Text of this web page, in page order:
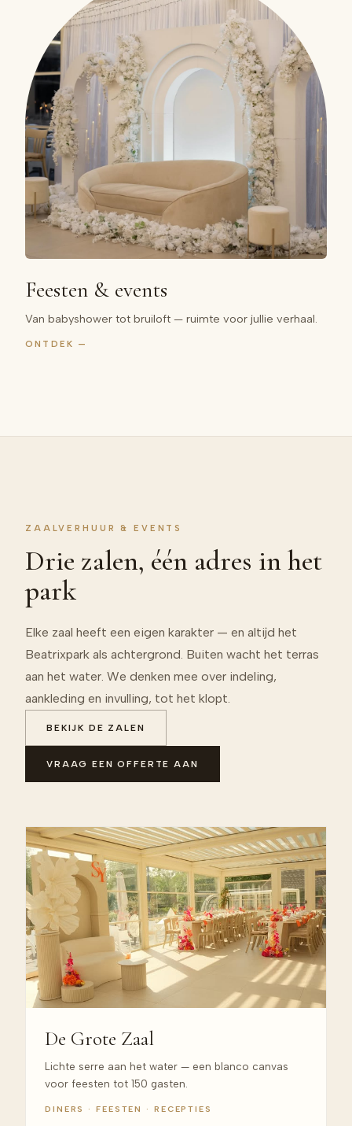
Feesten & events
Van babyshower tot bruiloft — ruimte voor jullie verhaal.
ONTDEK —
ZAALVERHUUR & EVENTS
Drie zalen, één adres in het
park
Elke zaal heeft een eigen karakter — en altijd het
Beatrixpark als achtergrond. Buiten wacht het terras
aan het water. We denken mee over indeling,
aankleding en invulling, tot het klopt.
BEKIJK DE ZALEN
VRAAG EEN OFFERTE AAN
De Grote Zaal
Lichte serre aan het water — een blanco canvas
voor feesten tot 150 gasten.
DINERS · FEESTEN · RECEPTIES